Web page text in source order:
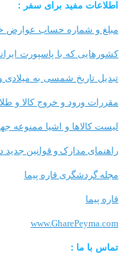
اطلاعات مفید برای سفر :
مبلغ و شماره حساب عوارض
کشورهایی که با پاسپورت
تبدیل تاریخ شمسی به
مقررات ورود و خروج کالا و طلا
لیست کالاها و اشیا ممنوعه
راهنمای مدارک و قوانین جدید
مجله گردشگری قاره پیما
قاره پیما
www.GharePeyma.com
تماس با ما :